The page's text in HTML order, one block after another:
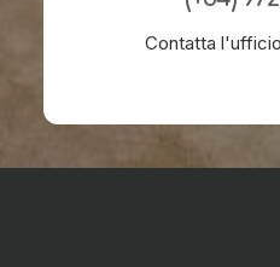
Contatta